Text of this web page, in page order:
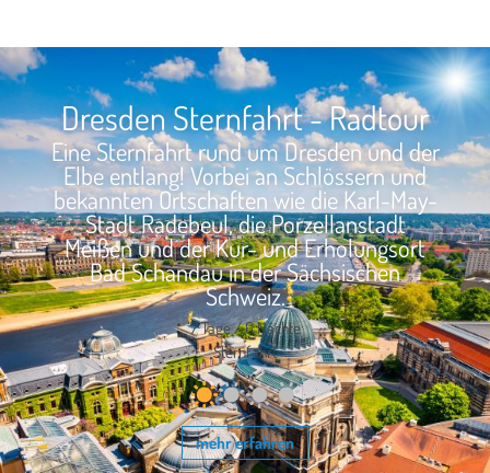
Dresden Sternfahrt - Radtour
Eine Sternfahrt rund um Dresden und der
Elbe entlang! Vorbei an Schlössern und
bekannten Ortschaften wie die Karl-May-
Stadt Radebeul, die Porzellanstadt
Meißen und der Kur- und Erholungsort
Bad Schandau in der Sächsischen
Schweiz.
7 Tage / 6 Nächte
Sternfahrt
mehr erfahren